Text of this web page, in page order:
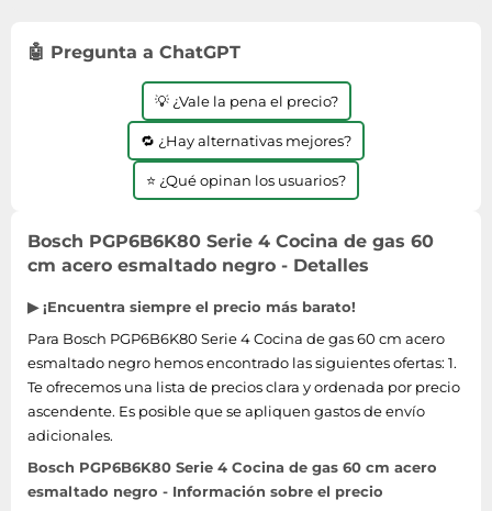
Tiendas de campaña
Zapatillas de tenis
Zapatillas deportivas
Perfumes unisex
Placer y anticoncepción
Productos de higiene corporal
Productos para baño y ducha
Protectores solares
Sets de belleza
Tensiómetros
Termómetros clínicos
Tratamientos faciales
Microondas
Monitores y pantallas ordenador
Máquinas de afeitar
Ordenadores portátiles
Placas de cocina
Radios
Secadoras
Sonido y alta fidelidad
TV, vídeo y DVD
Tablets
Telecomunicaciones
Televisores
Vehículos a escala
Relojes de pulsera
Tejer y crochet
Zapatillas de atletismo
Zapatillas de baloncesto
Zapatos de invierno
🤖 Pregunta a ChatGPT
💡 ¿Vale la pena el precio?
🔁 ¿Hay alternativas mejores?
⭐ ¿Qué opinan los usuarios?
Bosch PGP6B6K80 Serie 4 Cocina de gas 60
cm acero esmaltado negro - Detalles
▶ ¡Encuentra siempre el precio más barato!
Para Bosch PGP6B6K80 Serie 4 Cocina de gas 60 cm acero
esmaltado negro hemos encontrado las siguientes ofertas: 1.
Te ofrecemos una lista de precios clara y ordenada por precio
ascendente. Es posible que se apliquen gastos de envío
adicionales.
Bosch PGP6B6K80 Serie 4 Cocina de gas 60 cm acero
esmaltado negro - Información sobre el precio